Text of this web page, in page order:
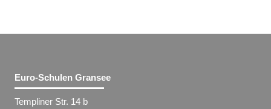
Euro-Schulen Gransee
Templiner Str. 14 b